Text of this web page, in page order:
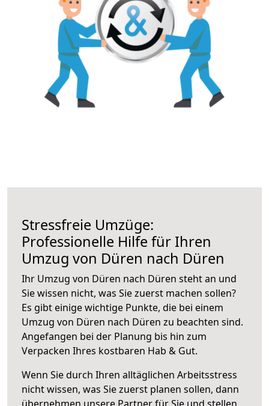
Stressfreie Umzüge:
Professionelle Hilfe für Ihren
Umzug von Düren nach Düren
Ihr Umzug von Düren nach Düren steht an und
Sie wissen nicht, was Sie zuerst machen sollen?
Es gibt einige wichtige Punkte, die bei einem
Umzug von Düren nach Düren zu beachten sind.
Angefangen bei der Planung bis hin zum
Verpacken Ihres kostbaren Hab & Gut.
Wenn Sie durch Ihren alltäglichen Arbeitsstress
nicht wissen, was Sie zuerst planen sollen, dann